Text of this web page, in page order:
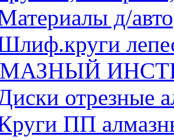
д/
отрезные
ПП